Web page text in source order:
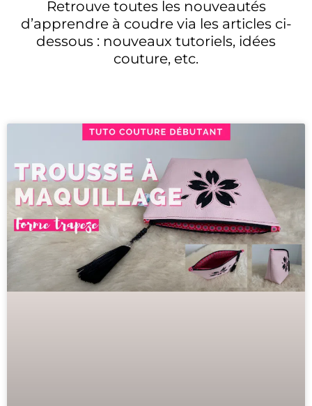
Retrouve toutes les nouveautés
d’apprendre à coudre via les articles ci-
dessous : nouveaux tutoriels, idées
couture, etc.